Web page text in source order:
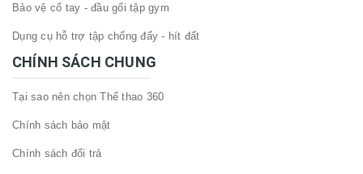
Bảo vệ cổ tay - đầu gối tập gym
Dụng cụ hỗ trợ tập chống đẩy - hít đất
CHÍNH SÁCH CHUNG
Tại sao nên chọn Thể thao 360
Chính sách bảo mật
Chính sách đổi trả